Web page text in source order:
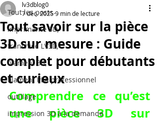
Tout les posts
imprimante 3D,
franchise LV3D,
filament 3d,
filament PLA professionnel
outillage
impression 3D à la demande
Tout savoir sur la pièce
3D sur mesure : Guide
complet pour débutants
et curieux
lv3dblog0
7 déc. 20259 min de lecture
Comprendre ce qu’est
une pièce 3D sur